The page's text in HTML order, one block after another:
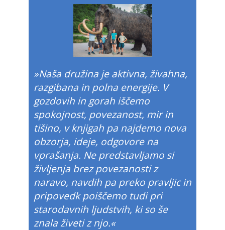
»Naša družina je aktivna, živahna,
razgibana in polna energije. V
gozdovih in gorah iščemo
spokojnost, povezanost, mir in
tišino, v knjigah pa najdemo nova
obzorja, ideje, odgovore na
vprašanja. Ne predstavljamo si
življenja brez povezanosti z
naravo, navdih pa preko pravljic in
pripovedk poiščemo tudi pri
starodavnih ljudstvih, ki so še
znala živeti z njo.«